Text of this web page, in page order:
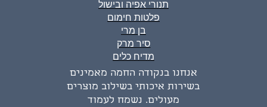
אנחנו בנקודה החמה מאמינים
בשירות איכותי בשילוב מוצרים
מעולים. נשמח לעמוד
תנורי אפיה ובישול
פלטות חימום
בן מרי
סיר מרק
מדיח כלים